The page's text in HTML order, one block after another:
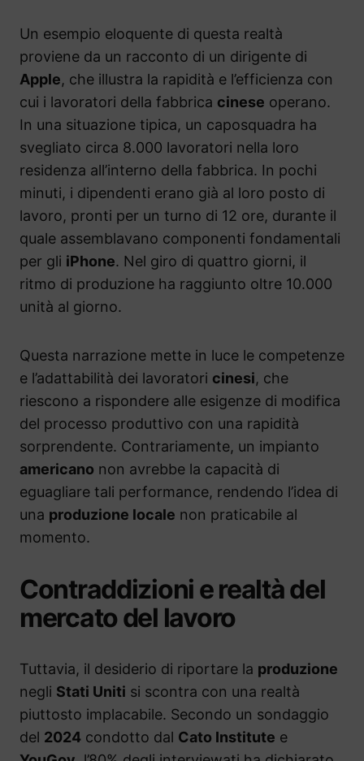
Un esempio eloquente di questa realtà
proviene da un racconto di un dirigente di
Apple, che illustra la rapidità e l’efficienza con
cui i lavoratori della fabbrica cinese operano.
In una situazione tipica, un caposquadra ha
svegliato circa 8.000 lavoratori nella loro
residenza all’interno della fabbrica. In pochi
minuti, i dipendenti erano già al loro posto di
lavoro, pronti per un turno di 12 ore, durante il
quale assemblavano componenti fondamentali
per gli iPhone. Nel giro di quattro giorni, il
ritmo di produzione ha raggiunto oltre 10.000
unità al giorno.
Questa narrazione mette in luce le competenze
e l’adattabilità dei lavoratori cinesi, che
riescono a rispondere alle esigenze di modifica
del processo produttivo con una rapidità
sorprendente. Contrariamente, un impianto
americano non avrebbe la capacità di
eguagliare tali performance, rendendo l’idea di
una produzione locale non praticabile al
momento.
Contraddizioni e realtà del
mercato del lavoro
Tuttavia, il desiderio di riportare la produzione
negli Stati Uniti si scontra con una realtà
piuttosto implacabile. Secondo un sondaggio
del 2024 condotto dal Cato Institute e